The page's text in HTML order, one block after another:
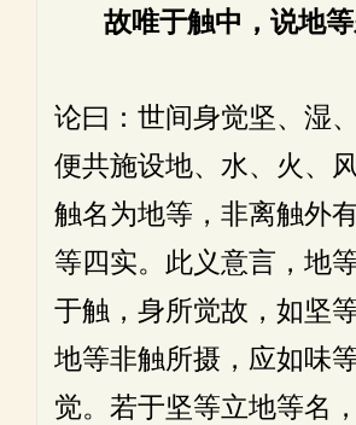
故唯于触中，说地等
论曰：世间身觉坚、湿
便共施设地、水、火、
触名为地等，非离触外
等四实。此义意言，地
于触，身所觉故，如坚
地等非触所摄，应如味
觉。若于坚等立地等名